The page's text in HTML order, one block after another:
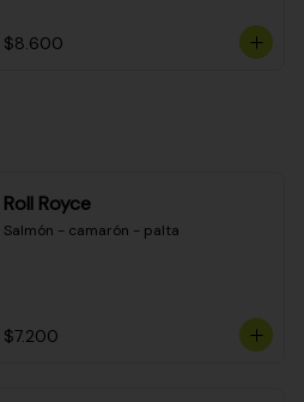
$8.600
Roll Royce
Salmón - camarón - palta
$7.200